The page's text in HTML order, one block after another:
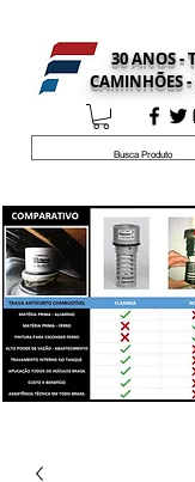
30 ANOS -
CAMINHÕES -